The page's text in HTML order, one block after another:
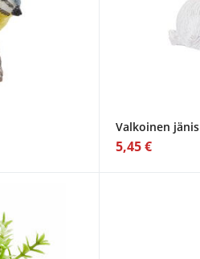
Valkoinen jänis
5,45 €